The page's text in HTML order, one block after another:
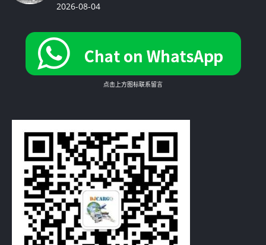
2026-08-04
点击上方图标联系留言